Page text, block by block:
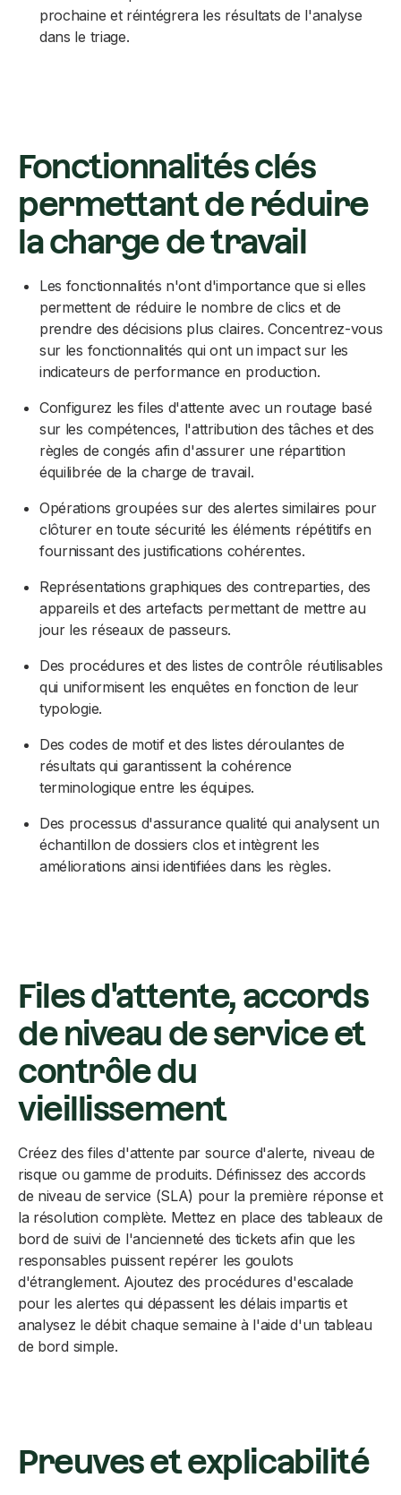
prochaine et réintégrera les résultats de l'analyse
dans le triage.
Fonctionnalités clés
permettant de réduire
la charge de travail
Les fonctionnalités n'ont d'importance que si elles
permettent de réduire le nombre de clics et de
prendre des décisions plus claires. Concentrez-vous
sur les fonctionnalités qui ont un impact sur les
indicateurs de performance en production.
Configurez les files d'attente avec un routage basé
sur les compétences, l'attribution des tâches et des
règles de congés afin d'assurer une répartition
équilibrée de la charge de travail.
Opérations groupées sur des alertes similaires pour
clôturer en toute sécurité les éléments répétitifs en
fournissant des justifications cohérentes.
Représentations graphiques des contreparties, des
appareils et des artefacts permettant de mettre au
jour les réseaux de passeurs.
Des procédures et des listes de contrôle réutilisables
qui uniformisent les enquêtes en fonction de leur
typologie.
Des codes de motif et des listes déroulantes de
résultats qui garantissent la cohérence
terminologique entre les équipes.
Des processus d'assurance qualité qui analysent un
échantillon de dossiers clos et intègrent les
améliorations ainsi identifiées dans les règles.
Files d'attente, accords
de niveau de service et
contrôle du
vieillissement
Créez des files d'attente par source d'alerte, niveau de
risque ou gamme de produits. Définissez des accords
de niveau de service (SLA) pour la première réponse et
la résolution complète. Mettez en place des tableaux de
bord de suivi de l'ancienneté des tickets afin que les
responsables puissent repérer les goulots
d'étranglement. Ajoutez des procédures d'escalade
pour les alertes qui dépassent les délais impartis et
analysez le débit chaque semaine à l'aide d'un tableau
de bord simple.
Preuves et explicabilité